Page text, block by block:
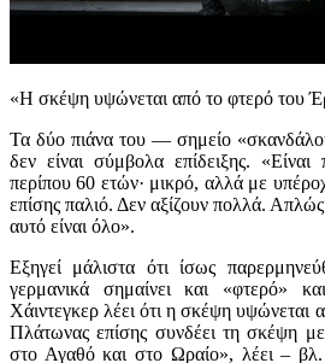
«Η σκέψη υψώνεται από το φτερό του
Τα δύο πιάνα του — σημείο
δεν είναι σύμβολα επίδειξης.
περίπου 60 ετών· μικρό, αλλά με
επίσης παλιό. Δεν αξίζουν πολλά.
αυτό είναι όλο».
Εξηγεί μάλιστα ότι ίσως
γερμανικά σημαίνει και «φτερό»
Χάιντεγκερ λέει ότι η σκέψη
Πλάτωνας επίσης συνδέει τη σκέψη
στο Αγαθό και στο Ωραίο», λέει –